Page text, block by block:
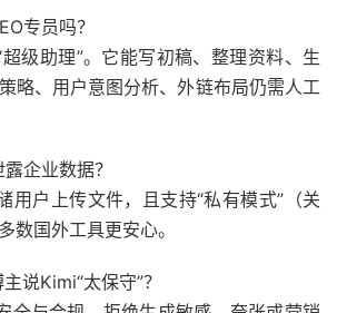
专员吗？
级助理”。它能写初稿、整理资料、生
略、用户意图分析、外链布局仍需人工
企业数据？
用户上传文件，且支持“私有模式”（关
数国外工具更安心。
说Kimi“太保守”？